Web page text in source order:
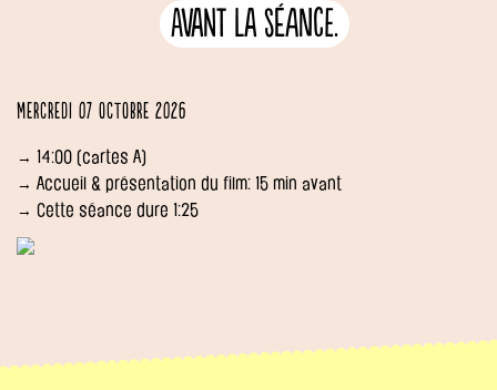
avant la séance.
Mercredi 07 octobre 2026
→ 14:00 (cartes A)
→ Accueil & présentation du film: 15 min avant
→ Cette séance dure 1:25